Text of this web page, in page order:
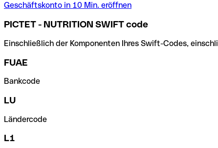
Geschäftskonto in 10 Min. eröffnen
PICTET - NUTRITION SWIFT code
Einschließlich der Komponenten Ihres Swift-Codes,
FUAE
Bankcode
LU
Ländercode
L1